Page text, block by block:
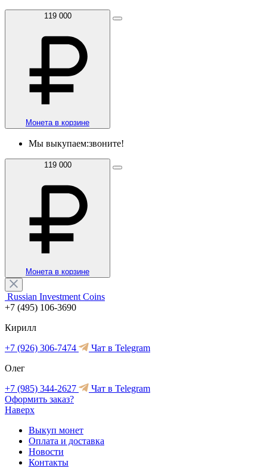
119 000
Монета в корзине
Мы выкупаем:звоните!
119 000
Монета в корзине
Russian Investment Coins
+7 (495) 106-3690
Кирилл
+7 (926) 306-7474
Чат в Telegram
Олег
+7 (985) 344-2627
Чат в Telegram
Оформить заказ?
Наверх
Выкуп монет
Оплата и доставка
Новости
Контакты